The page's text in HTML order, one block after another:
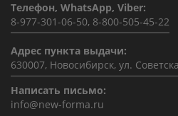
Телефон, WhatsApp, Viber:
8-977-301-06-50, 8-800-505-45-22
Адрес пункта выдачи:
630007, Новосибирск, ул.
Написать письмо:
info@new-forma.ru